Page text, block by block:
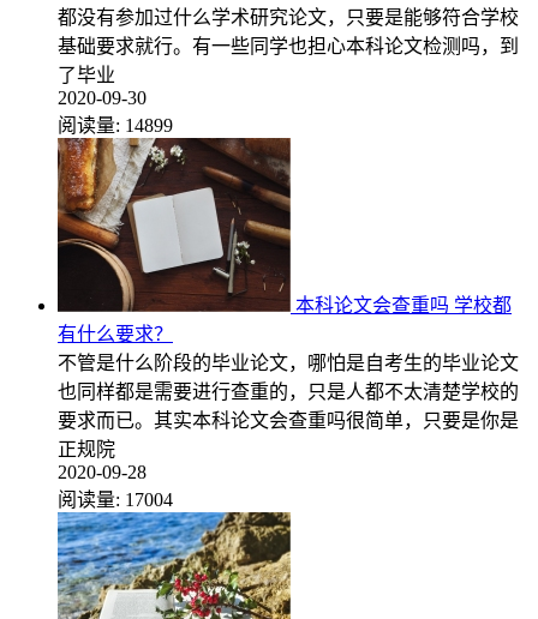
都没有参加过什么学术研究论文，只要是能够符合学校
基础要求就行。有一些同学也担心本科论文检测吗，到
了毕业
2020-09-30
阅读量: 14899
本科论文会查重吗 学校都
有什么要求？
不管是什么阶段的毕业论文，哪怕是自考生的毕业论文
也同样都是需要进行查重的，只是人都不太清楚学校的
要求而已。其实本科论文会查重吗很简单，只要是你是
正规院
2020-09-28
阅读量: 17004